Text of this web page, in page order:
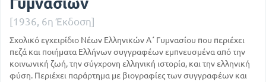
[1936, 6η Έκδοση]
Σχολικό εγχειρίδιο Νέων Ελληνικών Α΄ Γυμνασίου που περιέχει
πεζά και ποιήματα Ελλήνων συγγραφέων εμπνευσμένα από την
κοινωνική ζωή, την σύγχρονη ελληνική ιστορία, και την ελληνική
φύση. Περιέχει παράρτημα με βιογραφίες των συγγραφέων και